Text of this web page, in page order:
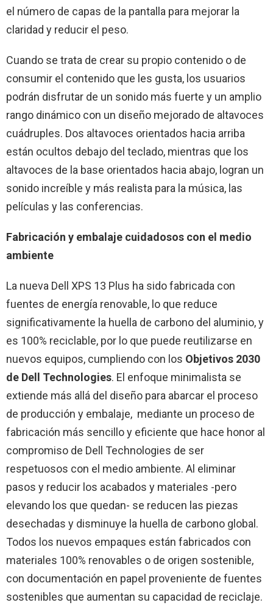
el número de capas de la pantalla para mejorar la
claridad y reducir el peso.
Cuando se trata de crear su propio contenido o de
consumir el contenido que les gusta, los usuarios
podrán disfrutar de un sonido más fuerte y un amplio
rango dinámico con un diseño mejorado de altavoces
cuádruples. Dos altavoces orientados hacia arriba
están ocultos debajo del teclado, mientras que los
altavoces de la base orientados hacia abajo, logran un
sonido increíble y más realista para la música, las
películas y las conferencias.
Fabricación y embalaje cuidadosos con el medio
ambiente
La nueva Dell XPS 13 Plus ha sido fabricada con
fuentes de energía renovable, lo que reduce
significativamente la huella de carbono del aluminio, y
es 100% reciclable, por lo que puede reutilizarse en
nuevos equipos, cumpliendo con los Objetivos 2030
de Dell Technologies. El enfoque minimalista se
extiende más allá del diseño para abarcar el proceso
de producción y embalaje, mediante un proceso de
fabricación más sencillo y eficiente que hace honor al
compromiso de Dell Technologies de ser
respetuosos con el medio ambiente. Al eliminar
pasos y reducir los acabados y materiales -pero
elevando los que quedan- se reducen las piezas
desechadas y disminuye la huella de carbono global.
Todos los nuevos empaques están fabricados con
materiales 100% renovables o de origen sostenible,
con documentación en papel proveniente de fuentes
sostenibles que aumentan su capacidad de reciclaje.